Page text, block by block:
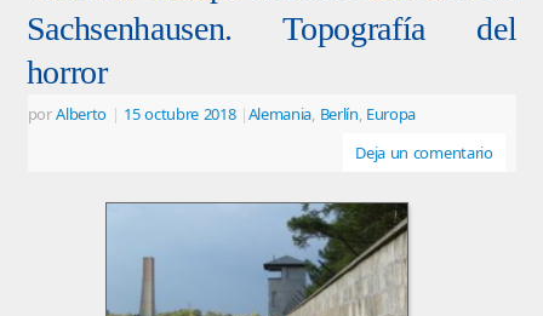
Sachsenhausen. Topografía del
horror
porAlberto | 15 octubre 2018 |Alemania Berlín Europa
Deja un comentario